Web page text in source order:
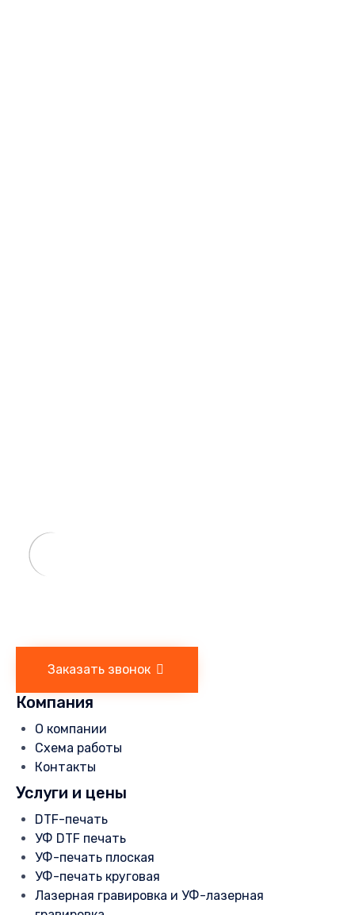
Заказать звонок
Компания
О компании
Схема работы
Контакты
Услуги и цены
DTF-печать
УФ DTF печать
УФ-печать плоская
УФ-печать круговая
Лазерная гравировка и УФ-лазерная